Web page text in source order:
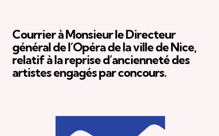
Courrier à Monsieur le Directeur
général de l’Opéra de la ville de Nice,
relatif à la reprise d’ancienneté des
artistes engagés par concours.